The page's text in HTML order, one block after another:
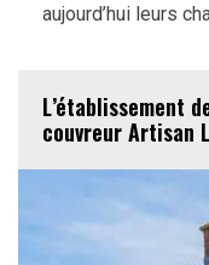
aujourd’hui leurs
L’établissement
couvreur Artisan